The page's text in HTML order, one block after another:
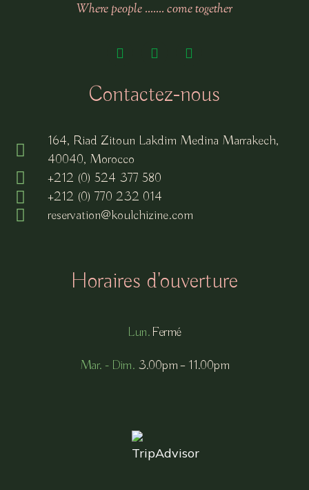
Contactez-nous
164, Riad Zitoun Lakdim Medina Marrakech,
40040, Morocco
+212 (0) 524 377 580
+212 (0) 770 232 014
reservation@koulchizine.com
Where people ……. come together
Horaires d'ouverture
Lun. Fermé
Mar. - Dim. 3.00pm – 11.00pm